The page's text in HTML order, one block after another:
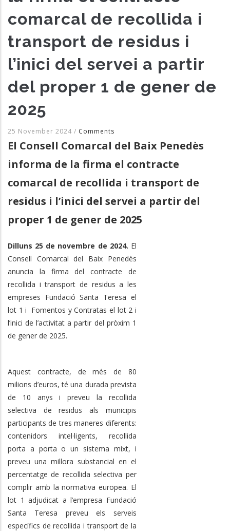
comarcal de recollida i
transport de residus i
l’inici del servei a partir
del proper 1 de gener de
2025
25 November 2024 / Comments
El Consell Comarcal del Baix Penedès
informa de la firma el contracte
comarcal de recollida i transport de
residus i l’inici del servei a partir del
proper 1 de gener de 2025
Dilluns 25 de novembre de 2024. El
Consell Comarcal del Baix Penedès
anuncia la firma del contracte de
recollida i transport de residus a les
empreses Fundació Santa Teresa el
lot 1 i Fomentos y Contratas el lot 2 i
l’inici de l’activitat a partir del pròxim 1
de gener de 2025.
Aquest contracte, de més de 80
milions d’euros, té una durada prevista
de 10 anys i preveu la recollida
selectiva de residus als municipis
participants de tres maneres diferents:
contenidors intel·ligents, recollida
porta a porta o un sistema mixt, i
preveu una millora substancial en el
percentatge de recollida selectiva per
complir amb la normativa europea. El
lot 1 adjudicat a l’empresa Fundació
Santa Teresa preveu els serveis
específics de recollida i transport de la